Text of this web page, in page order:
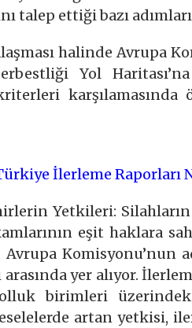
talep ettiği bazı
halinde Avrupa
Yol
karşılamasında
İlerleme Raporları
Yetkileri:
eşit haklara
Komisyonu’nun
yer alıyor.
birimleri
artan yetkisi,